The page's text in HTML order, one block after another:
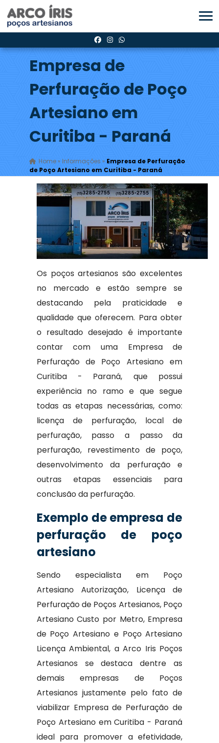
Empresa de
Perfuração de Poço
Artesiano em
Curitiba - Paraná
Home» Informações » Empresa de Perfuração
de Poço Artesiano em Curitiba - Paraná
Os poços artesianos são excelentes
no mercado e estão sempre se
destacando pela praticidade e
qualidade que oferecem. Para obter
o resultado desejado é importante
contar com uma Empresa de
Perfuração de Poço Artesiano em
Curitiba - Paraná, que possui
experiência no ramo e que segue
todas as etapas necessárias, como:
licença de perfuração, local de
perfuração, passo a passo da
perfuração, revestimento de poço,
desenvolvimento da perfuração e
outras etapas essenciais para
conclusão da perfuração.
Exemplo de empresa de
perfuração de poço
artesiano
Sendo especialista em Poço
Artesiano Autorização, Licença de
Perfuração de Poços Artesianos, Poço
Artesiano Custo por Metro, Empresa
de Poço Artesiano e Poço Artesiano
Licença Ambiental, a Arco Iris Poços
Artesianos se destaca dentre as
demais empresas de Poços
Artesianos justamente pelo fato de
viabilizar Empresa de Perfuração de
Poço Artesiano em Curitiba - Paraná
ideal para promover a efetividade,